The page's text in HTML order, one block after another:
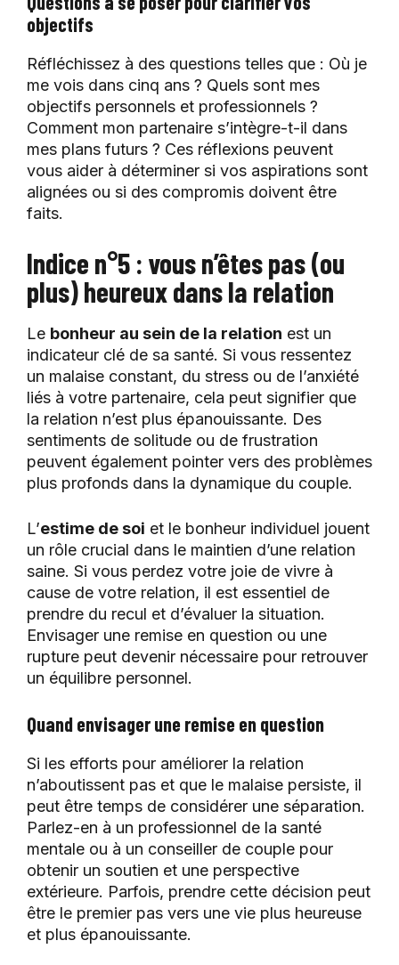
objectifs
Réfléchissez à des questions telles que : Où je
me vois dans cinq ans ? Quels sont mes
objectifs personnels et professionnels ?
Comment mon partenaire s’intègre-t-il dans
mes plans futurs ? Ces réflexions peuvent
vous aider à déterminer si vos aspirations sont
alignées ou si des compromis doivent être
faits.
Indice n°5 : vous n’êtes pas (ou
plus) heureux dans la relation
Le bonheur au sein de la relation est un
indicateur clé de sa santé. Si vous ressentez
un malaise constant, du stress ou de l’anxiété
liés à votre partenaire, cela peut signifier que
la relation n’est plus épanouissante. Des
sentiments de solitude ou de frustration
peuvent également pointer vers des problèmes
plus profonds dans la dynamique du couple.
L’estime de soi et le bonheur individuel jouent
un rôle crucial dans le maintien d’une relation
saine. Si vous perdez votre joie de vivre à
cause de votre relation, il est essentiel de
prendre du recul et d’évaluer la situation.
Envisager une remise en question ou une
rupture peut devenir nécessaire pour retrouver
un équilibre personnel.
Quand envisager une remise en question
Si les efforts pour améliorer la relation
n’aboutissent pas et que le malaise persiste, il
peut être temps de considérer une séparation.
Parlez-en à un professionnel de la santé
mentale ou à un conseiller de couple pour
obtenir un soutien et une perspective
extérieure. Parfois, prendre cette décision peut
être le premier pas vers une vie plus heureuse
et plus épanouissante.